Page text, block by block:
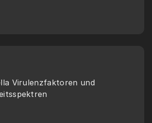
Virulenzfaktoren und